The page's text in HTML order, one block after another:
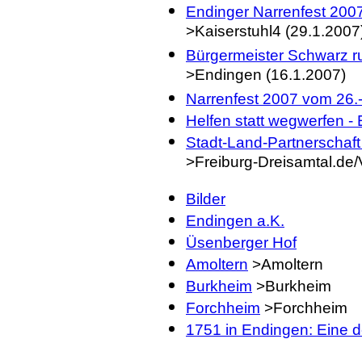
Endinger Narrenfest
>Kaiserstuhl4
Bürgermeister Schwarz
>Endingen (16.1.2007)
Narrenfest 2007 vom
Helfen statt wegwerfen -
Stadt-Land-
>Freiburg-
Bilder
Endingen a.K.
Üsenberger Hof
Amoltern >Amoltern
Burkheim >Burkheim
Forchheim >Forchheim
1751 in Endingen: Eine